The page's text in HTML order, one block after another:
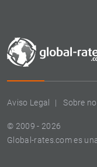
Aviso Legal Sobre
© 2009 - 2026
Global-rates.com es